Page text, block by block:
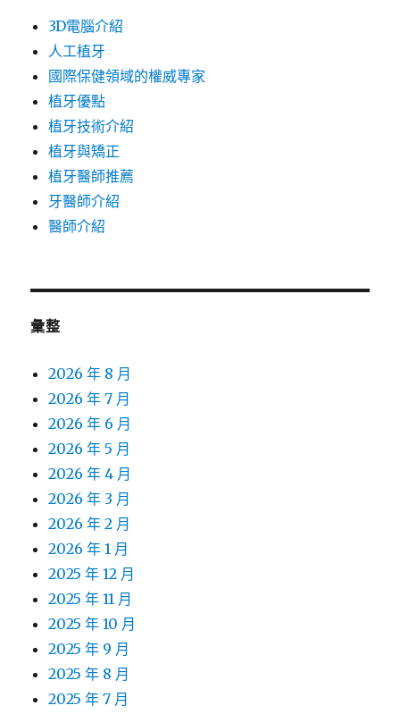
3D電腦介紹
人工植牙
國際保健領域的權威專家
植牙優點
植牙技術介紹
植牙與矯正
植牙醫師推薦
牙醫師介紹
醫師介紹
彙整
2026 年 8 月
2026 年 7 月
2026 年 6 月
2026 年 5 月
2026 年 4 月
2026 年 3 月
2026 年 2 月
2026 年 1 月
2025 年 12 月
2025 年 11 月
2025 年 10 月
2025 年 9 月
2025 年 8 月
2025 年 7 月